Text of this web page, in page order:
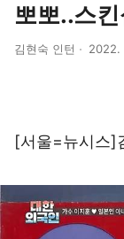
뽀뽀..스
김현숙 인턴 2022.
[서울=뉴시스]